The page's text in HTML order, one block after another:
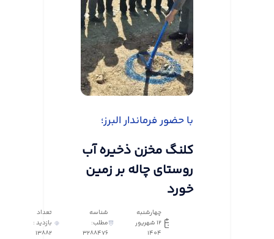
با حضور فرماندار البرز؛
کلنگ مخزن ذخیره آب
روستای چاله بر زمین
خورد
چهارشنبه
12 شهریور
1404
شناسه
مطلب:
3288476
تعداد
بازدید :
13882